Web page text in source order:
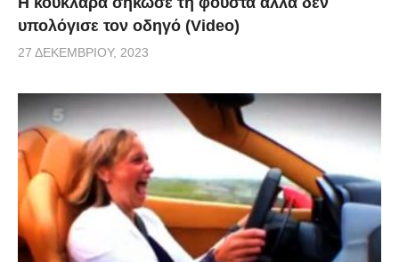
υπολόγισε τον οδηγό (Video)
27 ΔΕΚΕΜΒΡΊΟΥ, 2023